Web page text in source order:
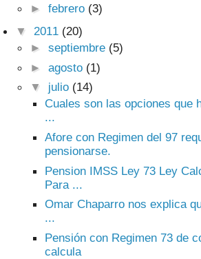
►febrero (3)
▼ 2011 (20)
►septiembre (5)
►agosto (1)
▼ julio (14)
Cuales son las opciones que
...
Afore con Regimen del 97
pensionarse.
Pension IMSS Ley 73 Ley
Para ...
Omar Chaparro nos explica
...
Pensión con Regimen 73 de
calcula